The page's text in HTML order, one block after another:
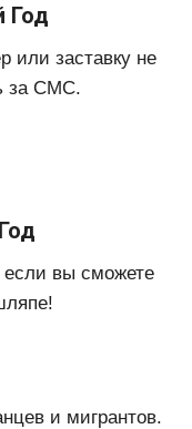
Год
или заставку не
за СМС.
если вы сможете
и мигрантов.